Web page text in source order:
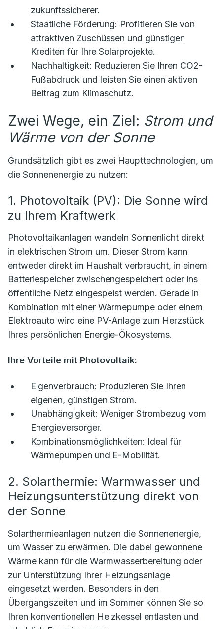
zukunftssicherer.
Staatliche Förderung: Profitieren Sie von
attraktiven Zuschüssen und günstigen
Krediten für Ihre Solarprojekte.
Nachhaltigkeit: Reduzieren Sie Ihren CO2-
Fußabdruck und leisten Sie einen aktiven
Beitrag zum Klimaschutz.
Zwei Wege, ein Ziel: Strom und
Wärme von der Sonne
Grundsätzlich gibt es zwei Haupttechnologien, um
die Sonnenenergie zu nutzen:
1. Photovoltaik (PV): Die Sonne wird
zu Ihrem Kraftwerk
Photovoltaikanlagen wandeln Sonnenlicht direkt
in elektrischen Strom um. Dieser Strom kann
entweder direkt im Haushalt verbraucht, in einem
Batteriespeicher zwischengespeichert oder ins
öffentliche Netz eingespeist werden. Gerade in
Kombination mit einer Wärmepumpe oder einem
Elektroauto wird eine PV-Anlage zum Herzstück
Ihres persönlichen Energie-Ökosystems.
Ihre Vorteile mit Photovoltaik:
Eigenverbrauch: Produzieren Sie Ihren
eigenen, günstigen Strom.
Unabhängigkeit: Weniger Strombezug vom
Energieversorger.
Kombinationsmöglichkeiten: Ideal für
Wärmepumpen und E-Mobilität.
2. Solarthermie: Warmwasser und
Heizungsunterstützung direkt von
der Sonne
Solarthermieanlagen nutzen die Sonnenenergie,
um Wasser zu erwärmen. Die dabei gewonnene
Wärme kann für die Warmwasserbereitung oder
zur Unterstützung Ihrer Heizungsanlage
eingesetzt werden. Besonders in den
Übergangszeiten und im Sommer können Sie so
Ihren konventionellen Heizkessel entlasten und